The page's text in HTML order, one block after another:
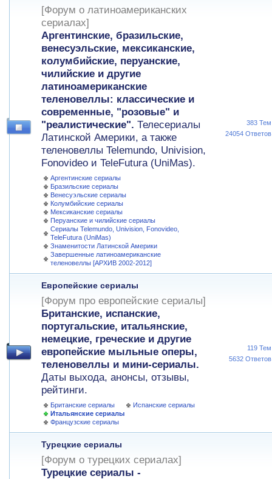
[Форум о латиноамериканских
сериалах]
Аргентинские, бразильские,
венесуэльские, мексиканские,
колумбийские, перуанские,
чилийские и другие
латиноамериканские
теленовеллы: классические и
современные, "розовые" и
"реалистические". Телесериалы
Латинской Америки, а также
теленовеллы Telemundo, Univision,
Fonovideo и TeleFutura (UniMas).
Аргентинские сериалы
Бразильские сериалы
Венесуэльские сериалы
Колумбийские сериалы
Мексиканские сериалы
Перуанские и чилийские сериалы
Сериалы Telemundo, Univision, Fonovideo,
TeleFutura (UniMas)
Знаменитости Латинской Америки
Завершенные латиноамериканские
теленовеллы [АРХИВ 2002-2012]
383 Тем
24054 Ответов
Европейские сериалы
[Форум про европейские сериалы]
Британские, испанские,
португальские, итальянские,
немецкие, греческие и другие
европейские мыльные оперы,
теленовеллы и мини-сериалы.
Даты выхода, анонсы, отзывы,
рейтинги.
Британские сериалы
Испанские сериалы
Итальянские сериалы
Французские сериалы
119 Тем
5632 Ответов
Турецкие сериалы
[Форум о турецких сериалах]
Турецкие сериалы -